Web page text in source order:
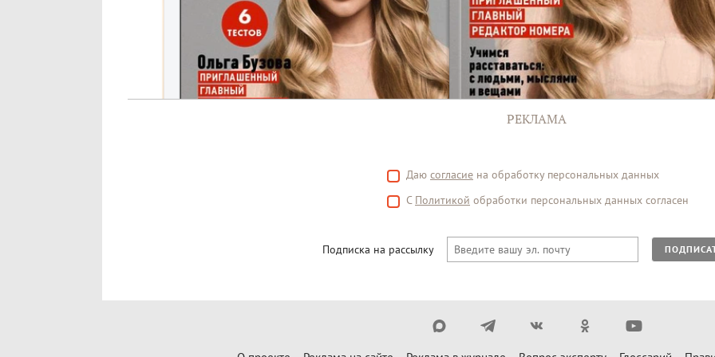
РЕКЛАМА
Даю согласие на обработку персональных данных
С Политикой обработки персональных данных согласен
Подписка на рассылку